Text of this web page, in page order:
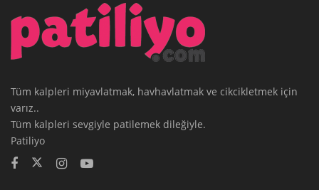
Tüm kalpleri miyavlatmak, havhavlatmak ve cikcikletmek için
varız..
Tüm kalpleri sevgiyle patilemek dileğiyle.
Patiliyo